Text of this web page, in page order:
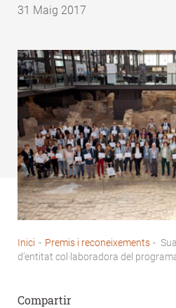
31 Maig 2017
Fil
Inici - Premis i reconeixements -
d’entitat col·laboradora del
Compartir